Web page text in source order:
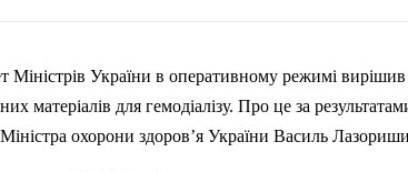
Міністрів України в оперативному режимі
матеріалів для гемодіалізу. Про це за
охорони здоров’я України Василь